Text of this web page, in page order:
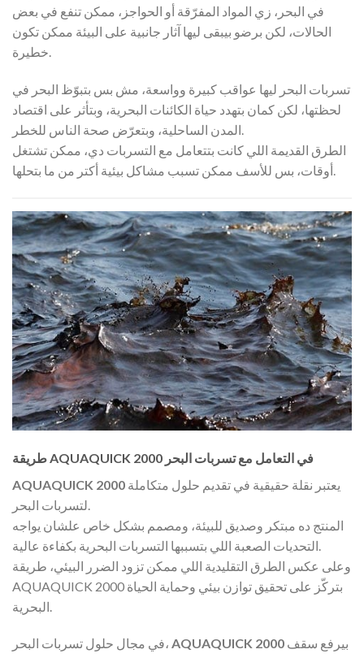
في البحر، زي المواد المفرّقة أو الحواجز، ممكن تنفع في بعض
الحالات، لكن برضو بيبقى ليها آثار جانبية على البيئة ممكن تكون
خطيرة.
تسربات البحر ليها عواقب كبيرة وواسعة، مش بس بتبوّظ البحر في
لحظتها، لكن كمان بتهدد حياة الكائنات البحرية، وبتأثر على اقتصاد
المدن الساحلية، وبتعرّض صحة الناس للخطر.
الطرق القديمة اللي كانت بتتعامل مع التسربات دي، ممكن تشتغل
أوقات، بس للأسف ممكن تسبب مشاكل بيئية أكتر من ما بتحلها.
طريقة AQUAQUICK 2000 في التعامل مع تسربات البحر
AQUAQUICK 2000
المنتج ده مبتكر وصديق للبيئة، ومصمم بشكل خاص علشان يواجه
وعلى عكس الطرق التقليدية اللي ممكن تزود الضرر البيئي، طريقة
AQUAQUICK 2000 بتركّز على تحقيق توازن بيئي وحماية الحياة
في مجال حلول تسربات البحر، AQUAQUICK 2000